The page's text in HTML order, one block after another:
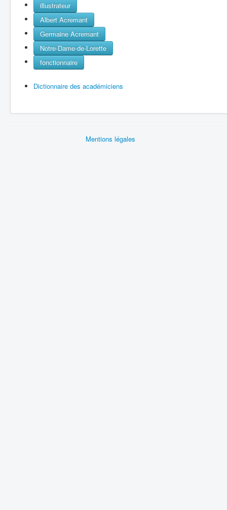
illustrateur
Albert Acremant
Germaine Acremant
Notre-Dame-de-Lorette
fonctionnaire
Dictionnaire des académiciens
Mentions légales